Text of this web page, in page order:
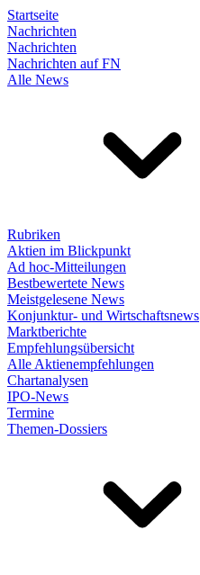
Startseite
Nachrichten
Nachrichten
Nachrichten auf FN
Alle News
Rubriken
Aktien im Blickpunkt
Ad hoc-Mitteilungen
Bestbewertete News
Meistgelesene News
Konjunktur- und Wirtschaftsnews
Marktberichte
Empfehlungsübersicht
Alle Aktienempfehlungen
Chartanalysen
IPO-News
Termine
Themen-Dossiers